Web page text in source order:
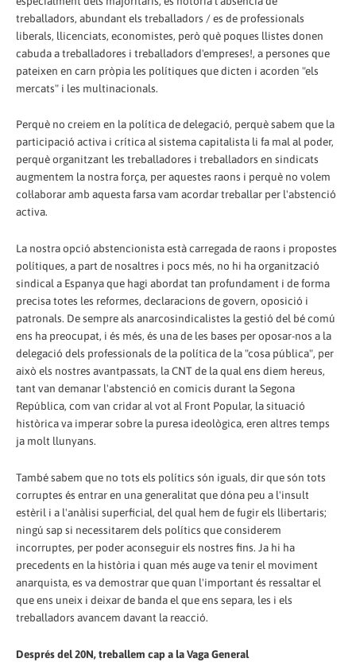
treballadors, abundant els treballadors / es de professionals
liberals, llicenciats, economistes, però què poques llistes donen
cabuda a treballadores i treballadors d'empreses!, a persones que
pateixen en carn pròpia les polítiques que dicten i acorden "els
mercats" i les multinacionals.
Perquè no creiem en la política de delegació, perquè sabem que la
participació activa i crítica al sistema capitalista li fa mal al poder,
perquè organitzant les treballadores i treballadors en sindicats
augmentem la nostra força, per aquestes raons i perquè no volem
col·laborar amb aquesta farsa vam acordar treballar per l'abstenció
activa.
La nostra opció abstencionista està carregada de raons i propostes
polítiques, a part de nosaltres i pocs més, no hi ha organització
sindical a Espanya que hagi abordat tan profundament i de forma
precisa totes les reformes, declaracions de govern, oposició i
patronals. De sempre als anarcosindicalistes la gestió del bé comú
ens ha preocupat, i és més, és una de les bases per oposar-nos a la
delegació dels professionals de la política de la "cosa pública", per
això els nostres avantpassats, la CNT de la qual ens diem hereus,
tant van demanar l'abstenció en comicis durant la Segona
República, com van cridar al vot al Front Popular, la situació
històrica va imperar sobre la puresa ideològica, eren altres temps
ja molt llunyans.
També sabem que no tots els polítics són iguals, dir que són tots
corruptes és entrar en una generalitat que dóna peu a l'insult
estèril i a l'anàlisi superficial, del qual hem de fugir els llibertaris;
ningú sap si necessitarem dels polítics que considerem
incorruptes, per poder aconseguir els nostres fins. Ja hi ha
precedents en la història i quan més auge va tenir el moviment
anarquista, es va demostrar que quan l'important és ressaltar el
que ens uneix i deixar de banda el que ens separa, les i els
treballadors avancem davant la reacció.
Després del 20N, treballem cap a la Vaga General